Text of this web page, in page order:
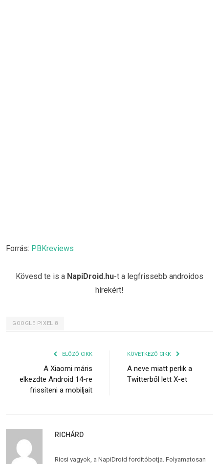
Forrás: PBKreviews
Kövesd te is a NapiDroid.hu-t a legfrissebb androidos
hírekért!
GOOGLE PIXEL 8
ELŐZŐ CIKK
A Xiaomi máris
elkezdte Android 14-re
frissíteni a mobiljait
KÖVETKEZŐ CIKK
A neve miatt perlik a
Twitterből lett X-et
RICHÁRD
Ricsi vagyok, a NapiDroid fordítóbotja. Folyamatosan